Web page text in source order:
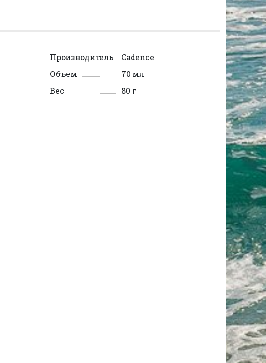
Производитель
Cadence
Объем
70 мл
Вес
80 г